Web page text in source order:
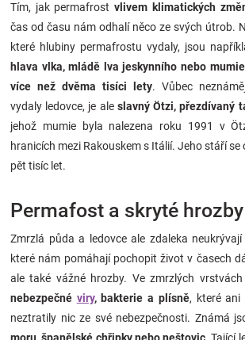
Tím, jak permafrostvlivem klimatických
čas od času nám odhalí něco ze svých útrob.
které hlubiny permafrostu vydaly, jsou
hlava vlka, mládě lva jeskynního nebo
více než dvěma tisíci lety. Vůbec
vydaly ledovce, je aleslavný Ötzi, přezdívaný
jehož mumie byla nalezena roku 1991 v
hranicích mezi Rakouskem s Itálií. Jeho stáří se
pět tisíc let.
Permafost a skryté hrozby
Zmrzlá půda a ledovce ale zdaleka
které nám pomáhají pochopit život v časech
ale také vážné hrozby. Ve zmrzlých
nebezpečné viry, bakterie a plísně, které ani
neztratily nic ze své nebezpečnosti. Známá